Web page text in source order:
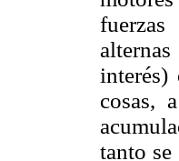
cosas,
tanto